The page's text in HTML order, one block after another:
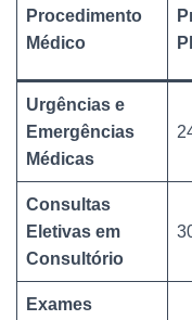
Procedimento
Médico
Urgências e
Emergências
Médicas
Consultas
Eletivas em
Consultório
Exames